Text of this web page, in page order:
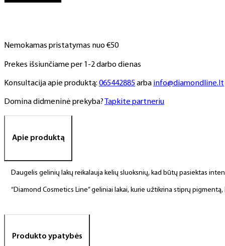
Nemokamas pristatymas nuo €50
Prekes išsiunčiame per 1-2 darbo dienas
Konsultacija apie produktą: 065442885arba info@diamondline.lt
Domina didmeninė prekyba? Tapkite partneriu
Apie produktą
Daugelis gelinių lakų reikalauja kelių sluoksnių, kad būtų pasiektas
“Diamond Cosmetics Line” geliniai lakai, kurie užtikrina stiprų
Produkto ypatybės